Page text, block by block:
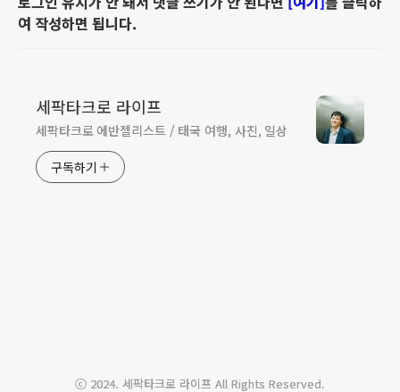
여 작성하면 됩니다.
세팍타크로 라이프
세팍타크로 에반젤리스트 / 태국 여행, 사진, 일상
구독하기
ABOUT
ADMINⓒ 2024. 세팍타크로 라이프 All Rights Reserved.